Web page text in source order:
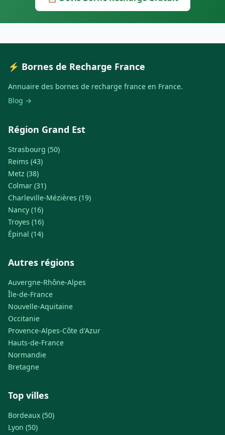
⚡ Bornes de Recharge France
Annuaire des bornes de recharge france en France.
Blog →
Région Grand Est
Strasbourg (50)
Reims (43)
Metz (38)
Colmar (31)
Charleville-Mézières (19)
Nancy (16)
Troyes (16)
Épinal (14)
Autres régions
Auvergne-Rhône-Alpes
Île-de-France
Nouvelle-Aquitaine
Occitanie
Provence-Alpes-Côte d'Azur
Hauts-de-France
Normandie
Bretagne
Top villes
Bordeaux (50)
Lyon (50)